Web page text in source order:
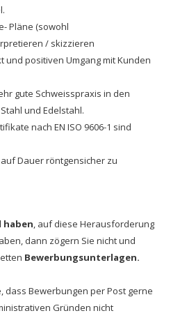
Pläne (sowohl
/ skizzieren
und positiven Umgang mit Kunden
gute Schweisspraxis in den
und Edelstahl.
nach EN ISO 9606-1 sind
Dauer röntgensicher zu
haben, auf diese Herausforderung
dann zögern Sie nicht und
Bewerbungsunterlagen.
dass Bewerbungen per Post gerne
Gründen nicht